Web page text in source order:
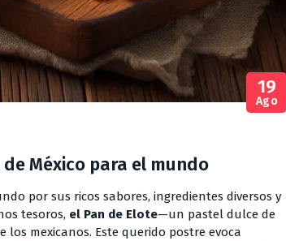
19
Ago
México para el mundo
por sus ricos sabores, ingredientes diversos y
tesoros, el Pan de Elote—un pastel dulce de
mexicanos. Este querido postre evoca